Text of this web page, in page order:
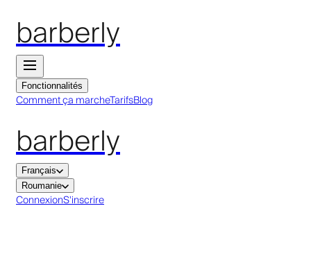
barberly
Fonctionnalités
Comment ça marcheTarifsBlog
barberly
Français
Roumanie
ConnexionS'inscrire